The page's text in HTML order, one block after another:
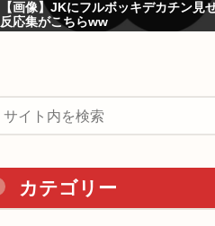
【画像】JKにフルボッキデカチン見
反応集がこちらww
カテゴリー